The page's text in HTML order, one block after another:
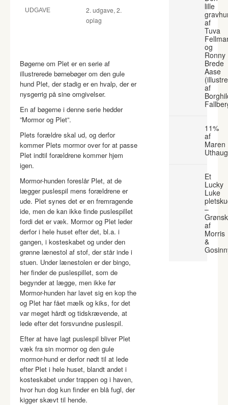
UDGAVE
2. udgave, 2.
oplag
Bøgerne om Plet er en serie af
illustrerede børnebøger om den gule
hund Plet, der stadig er en hvalp, der er
nysgerrig på sine omgivelser.
En af bøgerne i denne serie hedder
”Mormor og Plet”.
Plets forældre skal ud, og derfor
kommer Plets mormor over for at passe
Plet indtil forældrene kommer hjem
igen.
Mormor-hunden foreslår Plet, at de
lægger puslespil mens forældrene er
ude. Plet synes det er en fremragende
ide, men de kan ikke finde puslespillet
fordi det er væk. Mormor og Plet leder
derfor i hele huset efter det, bl.a. i
gangen, i kosteskabet og under den
grønne lænestol af stof, der står inde i
stuen. Under lænestolen er der bingo,
her finder de puslespillet, som de
begynder at lægge, men ikke før
Mormor-hunden har lavet sig en kop the
og Plet har fået mælk og kiks, for det
var meget hårdt og tidskrævende, at
lede efter det forsvundne puslespil.
Efter at have lagt puslespil bliver Plet
væk fra sin mormor og den gule
mormor-hund er derfor nødt til at lede
efter Plet i hele huset, blandt andet i
kosteskabet under trappen og i haven,
hvor hun dog kun finder en blå fugl, der
kigger skævt til hende.
lille
af
Tuva
og
Ronny
Brede
Aase
af
11%
af
Maren
Uthaug
Et
Lucky
Luke
–
af
Morris
&